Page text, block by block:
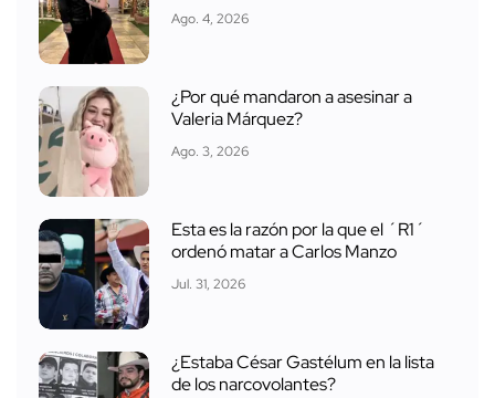
Ago. 4, 2026
¿Por qué mandaron a asesinar a
Valeria Márquez?
Ago. 3, 2026
Esta es la razón por la que el ´R1´
ordenó matar a Carlos Manzo
Jul. 31, 2026
¿Estaba César Gastélum en la lista
de los narcovolantes?